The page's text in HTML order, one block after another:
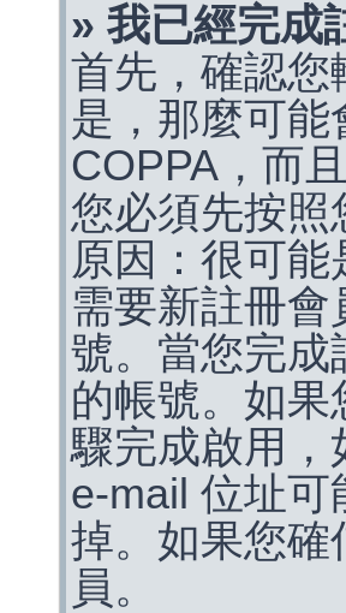
» 我已經完成
首先，確認您
是，那麼可
COPPA，而
您必須先按
原因：很可
需要新註冊
號。當您完成
的帳號。如
驟完成啟用，
e-mail 位址
掉。如果您確
員。